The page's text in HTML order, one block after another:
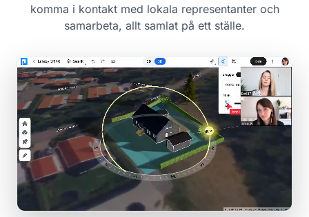
komma i kontakt med lokala representanter och
samarbeta, allt samlat på ett ställe.